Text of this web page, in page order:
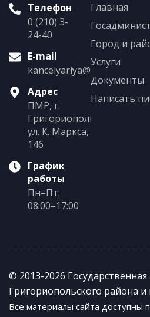
Телефон
0 (210) 3-
24-40
E-mail
Адрес
ПМР, г.
Григориополь,
ул. К. Маркса,
146
График
работы
Пн–Пт:
08:00–17:00
Главная
Город и
Услуги
Документы
Написать
© 2013-2026
Григориопольского района
Все материалы сайта доступны